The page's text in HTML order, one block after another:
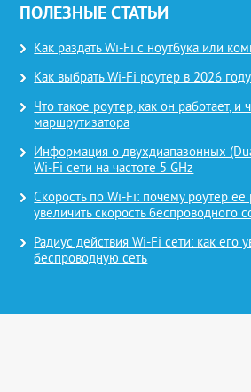
ПОЛЕЗНЫЕ СТАТЬИ
Как раздать Wi-Fi с ноутбука или
Как выбрать Wi-Fi роутер в 2026
Что такое роутер, как он работает, и
маршрутизатора
Информация о двухдиапазонных
Wi-Fi сети на частоте 5 GHz
Скорость по Wi-Fi: почему роутер ее
увеличить скорость беспроводного
Радиус действия Wi-Fi сети: как его
беспроводную сеть